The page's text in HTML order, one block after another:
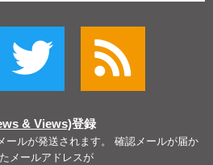
& Views)登録
ールが発送されます。 確認メールが届か
メールアドレスが